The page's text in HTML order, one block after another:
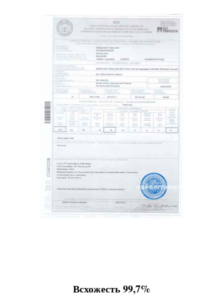
Всхожесть 99,7%